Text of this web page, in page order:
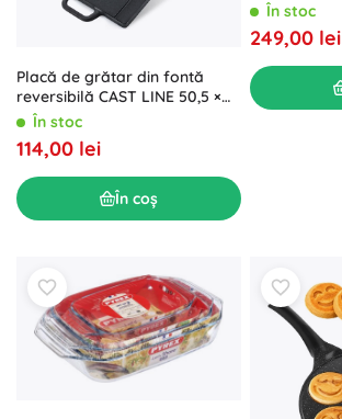
Placă de grătar din fontă
reversibilă CAST LINE 50,5 ×
23,5 cm
În stoc
114,00 lei
În coș
În stoc
249,00 lei